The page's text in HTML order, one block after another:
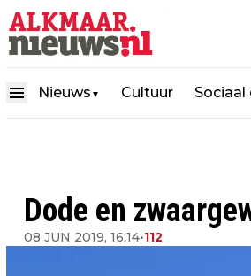
Nieuws ▼ Cultuur Sociaal
Dode en
08 JUN 2019, 16:14•112